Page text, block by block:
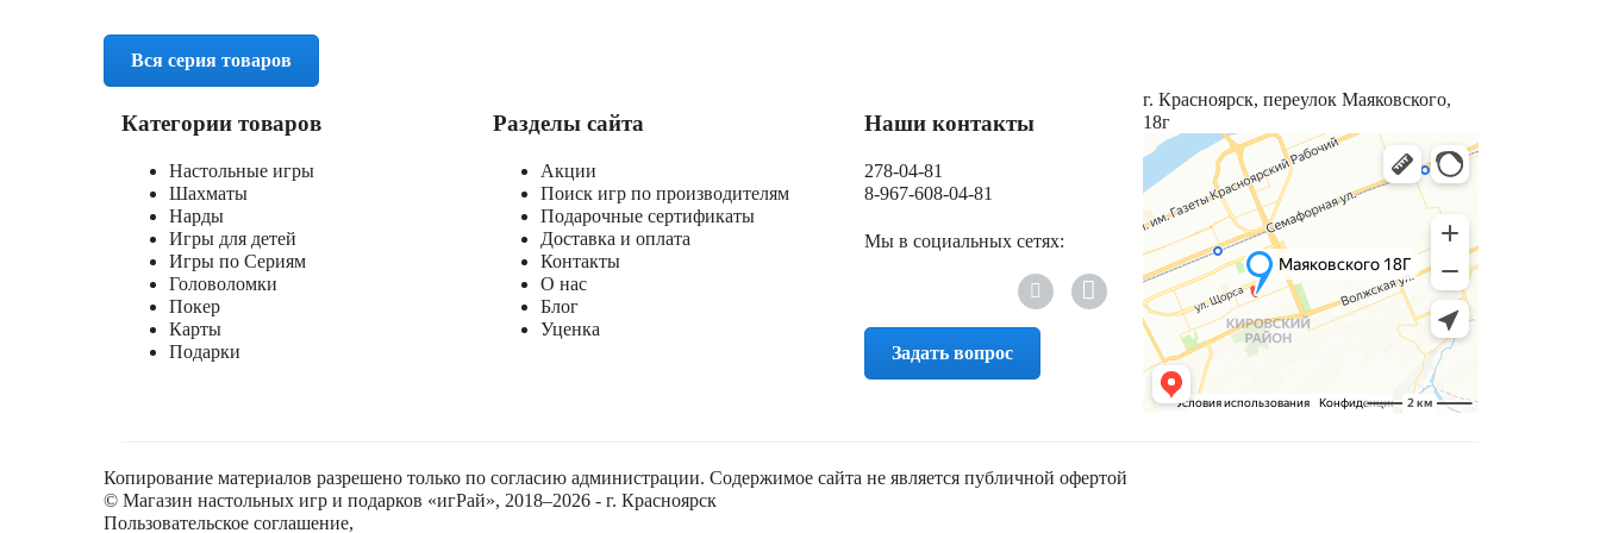
Вся серия товаров
Категории товаров
Настольные игры
Шахматы
Нарды
Игры для детей
Игры по Сериям
Головоломки
Покер
Карты
Подарки
Разделы сайта
Акции
Поиск игр по производителям
Подарочные сертификаты
Доставка и оплата
Контакты
О нас
Блог
Уценка
Наши контакты
278-04-81
8-967-608-04-81
Мы в социальных сетях:
Задать вопрос
г. Красноярск, переулок Маяковского,
18г
Копирование материалов разрешено только по согласию администрации. Содержимое сайта не является публичной офертой
© Магазин настольных игр и подарков «игРай», 2018–2026 - г. Красноярск
Пользовательское соглашение,